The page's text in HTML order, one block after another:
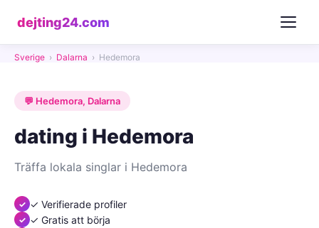
dejting24.com
Sverige › Dalarna › Hedemora
💬 Hedemora, Dalarna
dating i Hedemora
Träffa lokala singlar i Hedemora
✓ Verifierade profiler
✓ Gratis att börja